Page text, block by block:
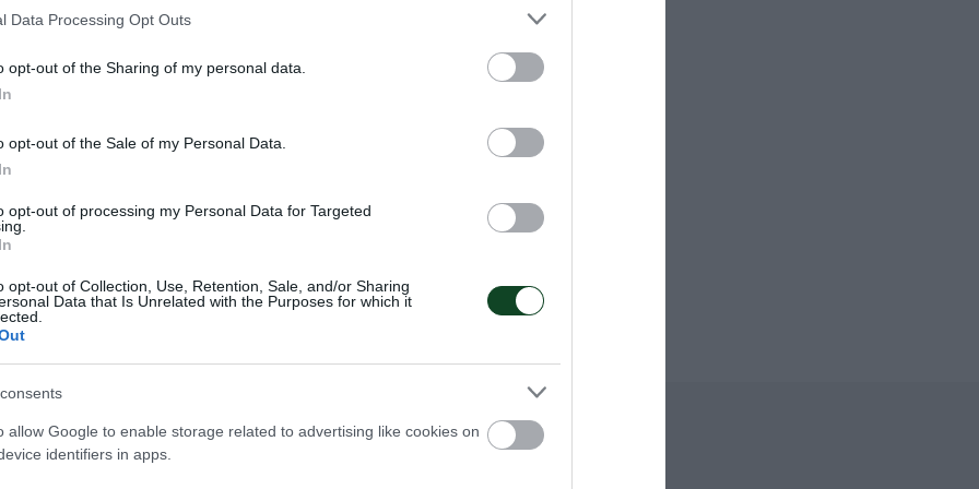
Data Processing Opt Outs
opt-out of the Sharing of my personal data.
opt-out of the Sale of my Personal Data.
opt-out of processing my Personal Data for Targeted
opt-out of Collection, Use, Retention, Sale, and/or Sharing
Data that Is Unrelated with the Purposes for which it
allow Google to enable storage related to advertising like cookies on
identifiers in apps.
ματς με τον «δικέφαλο του Βορρά».
το τζάμπολ του παιχνιδιού με την ομάδα της Θεσσαλονίκης
στο Ολυμπιακό Στάδιο με… ελικόπτερο αφού είχε
του και υπήρξε μεγάλη καθυστέρηση.
τον έμπειρο «ψηλό» , ο οποίος είχε αποκτηθεί ως
του Στόγιαν Βράνκοβιτς.